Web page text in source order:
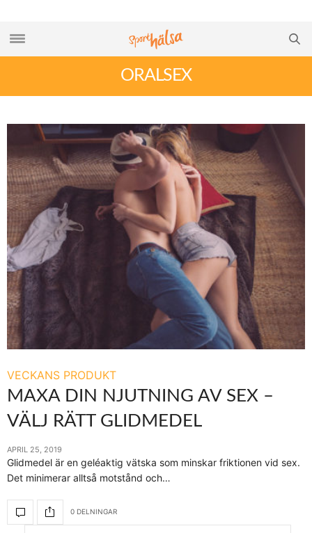
ORALSEX
VECKANS PRODUKT
MAXA DIN NJUTNING AV SEX –
VÄLJ RÄTT GLIDMEDEL
APRIL 25, 2019
Glidmedel är en geléaktig vätska som minskar friktionen vid sex.
Det minimerar alltså motstånd och…
0 DELNINGAR